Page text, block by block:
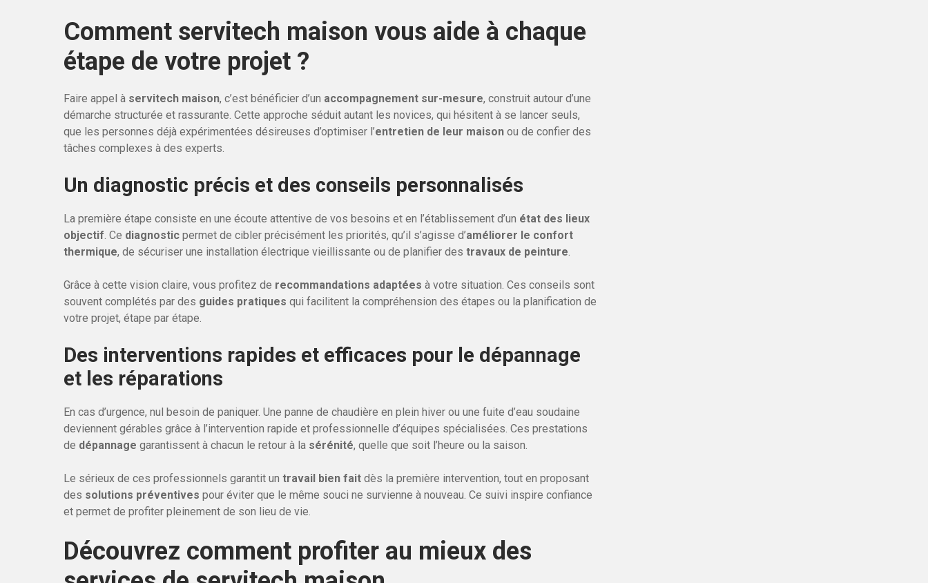
Comment servitech maison vous aide à chaque
étape de votre projet ?
Faire appel à servitech maison, c’est bénéficier d’un accompagnement sur-mesure, construit autour d’une
démarche structurée et rassurante. Cette approche séduit autant les novices, qui hésitent à se lancer seuls,
que les personnes déjà expérimentées désireuses d’optimiser l’entretien de leur maison ou de confier des
tâches complexes à des experts.
Un diagnostic précis et des conseils personnalisés
La première étape consiste en une écoute attentive de vos besoins et en l’établissement d’un état des lieux
objectif. Ce diagnostic permet de cibler précisément les priorités, qu’il s’agisse d’améliorer le confort
thermique, de sécuriser une installation électrique vieillissante ou de planifier des travaux de peinture.
Grâce à cette vision claire, vous profitez de recommandations adaptées à votre situation. Ces conseils sont
souvent complétés par des guides pratiques qui facilitent la compréhension des étapes ou la planification de
votre projet, étape par étape.
Des interventions rapides et efficaces pour le dépannage
et les réparations
En cas d’urgence, nul besoin de paniquer. Une panne de chaudière en plein hiver ou une fuite d’eau soudaine
deviennent gérables grâce à l’intervention rapide et professionnelle d’équipes spécialisées. Ces prestations
de dépannage garantissent à chacun le retour à la sérénité, quelle que soit l’heure ou la saison.
Le sérieux de ces professionnels garantit un travail bien fait dès la première intervention, tout en proposant
des solutions préventives pour éviter que le même souci ne survienne à nouveau. Ce suivi inspire confiance
et permet de profiter pleinement de son lieu de vie.
Découvrez comment profiter au mieux des